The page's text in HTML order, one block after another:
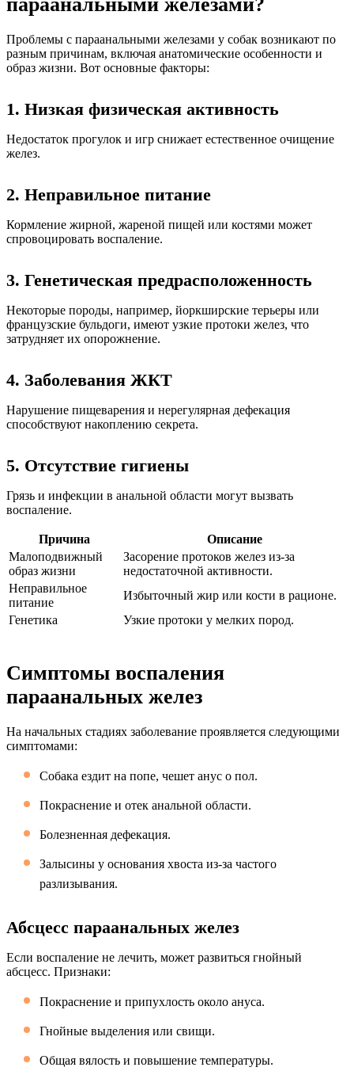
Проблемы с параанальными железами у собак возникают по
разным причинам, включая анатомические особенности и
образ жизни. Вот основные факторы:
1. Низкая физическая активность
Недостаток прогулок и игр снижает естественное очищение
желез.
2. Неправильное питание
Кормление жирной, жареной пищей или костями может
спровоцировать воспаление.
3. Генетическая предрасположенность
Некоторые породы, например, йоркширские терьеры или
французские бульдоги, имеют узкие протоки желез, что
затрудняет их опорожнение.
4. Заболевания ЖКТ
Нарушение пищеварения и нерегулярная дефекация
способствуют накоплению секрета.
5. Отсутствие гигиены
Грязь и инфекции в анальной области могут вызвать
воспаление.
Причина
Описание
Малоподвижный
образ жизни
Засорение протоков желез из-за
недостаточной активности.
Неправильное
питание
Избыточный жир или кости в рационе.
Генетика
Узкие протоки у мелких пород.
Симптомы воспаления
параанальных желез
На начальных стадиях заболевание проявляется следующими
симптомами:
Собака ездит на попе, чешет анус о пол.
Покраснение и отек анальной области.
Болезненная дефекация.
Залысины у основания хвоста из-за частого
разлизывания.
Абсцесс параанальных желез
Если воспаление не лечить, может развиться гнойный
абсцесс. Признаки:
Покраснение и припухлость около ануса.
Гнойные выделения или свищи.
Общая вялость и повышение температуры.